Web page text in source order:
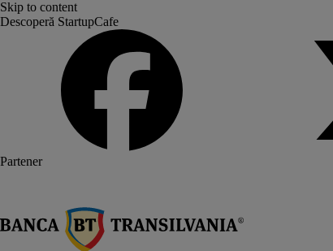
Skip to content
Descoperă StartupCafe
Partener